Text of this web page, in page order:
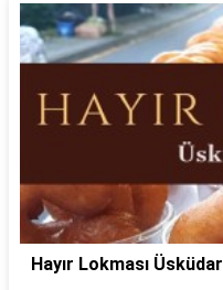
Hayır Lokması Üsküdar